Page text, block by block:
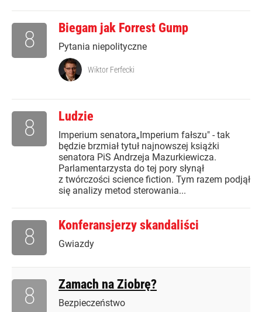
Biegam jak Forrest Gump
Pytania niepolityczne
8
Wiktor Ferfecki
Ludzie
Imperium senatora„Imperium fałszu" - tak
będzie brzmiał tytuł najnowszej książki
senatora PiS Andrzeja Mazurkiewicza.
Parlamentarzysta do tej pory słynął
z twórczości science fiction. Tym razem podjął
się analizy metod sterowania...
8
Konferansjerzy skandaliści
Gwiazdy
8
Zamach na Ziobrę?
Bezpieczeństwo
8